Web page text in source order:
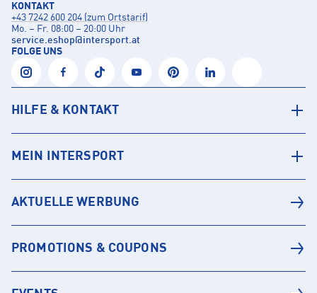
KONTAKT
+43 7242 600 204 (zum Ortstarif)
Mo. – Fr. 08:00 – 20:00 Uhr
service.eshop@intersport.at
FOLGE UNS
HILFE & KONTAKT
MEIN INTERSPORT
AKTUELLE WERBUNG
PROMOTIONS & COUPONS